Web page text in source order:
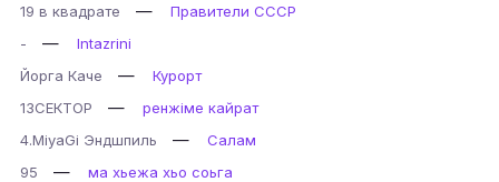
19 в квадрате
—
Правители СССР
-
—
Intazrini
Йорга Каче
—
Курорт
13СЕКТОР
—
ренжіме кайрат
4.MiyaGi Эндшпиль
—
Салам
95
—
ма хьежа хьо соьга